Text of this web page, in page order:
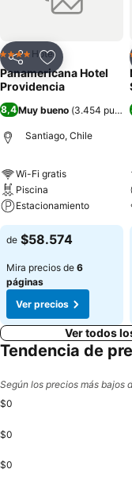
CompartirAgregar a
4 EstrellasHotel
Panamericana Hotel
Providencia
8,4Muy bueno (3.454
Santiago, Chile
Wi-Fi gratis
Piscina
Estacionamiento
de $58.574
Mira precios de 6
páginas
Ver precios
Ver todos
Tendencia de
Según los precios más bajos
$0
$0
$0